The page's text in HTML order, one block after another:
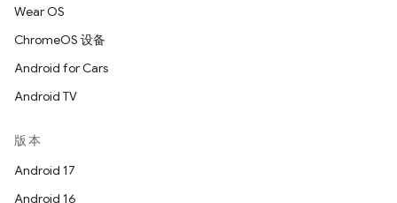
Wear OS
ChromeOS 设备
Android for Cars
Android TV
版本
Android 17
Android 16